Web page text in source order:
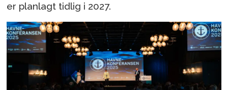
er planlagt tidlig i 2027.